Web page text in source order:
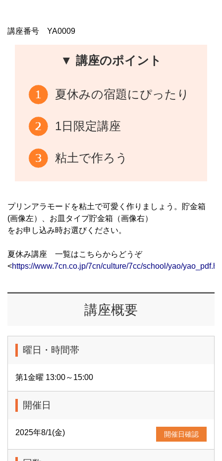
講座番号 YA0009
▼ 講座のポイント
夏休みの宿題にぴったり
1日限定講座
粘土で作ろう
プリンアラモードを粘土で可愛く作りましょう。貯金箱
(画像左）、お皿タイプ貯金箱（画像右）
をお申し込み時お選びください。
夏休み講座 一覧はこちらからどうぞ
<https://www.7cn.co.jp/7cn/culture/7cc/school/yao/
講座概要
曜日・時間帯
第1金曜 13:00～15:00
開催日
2025年8/1(金) 開催日確認